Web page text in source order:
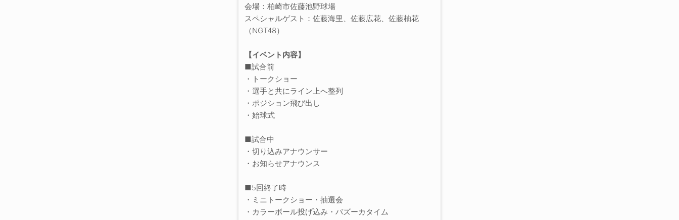
会場：柏崎市佐藤池野球場
スペシャルゲスト：佐藤海里、佐藤広花、佐藤柚花
（NGT48）
【イベント内容】
■試合前
・トークショー
・選手と共にライン上へ整列
・ポジション飛び出し
・始球式
■試合中
・切り込みアナウンサー
・お知らせアナウンス
■5回終了時
・ミニトークショー・抽選会
・カラーボール投げ込み・バズーカタイム